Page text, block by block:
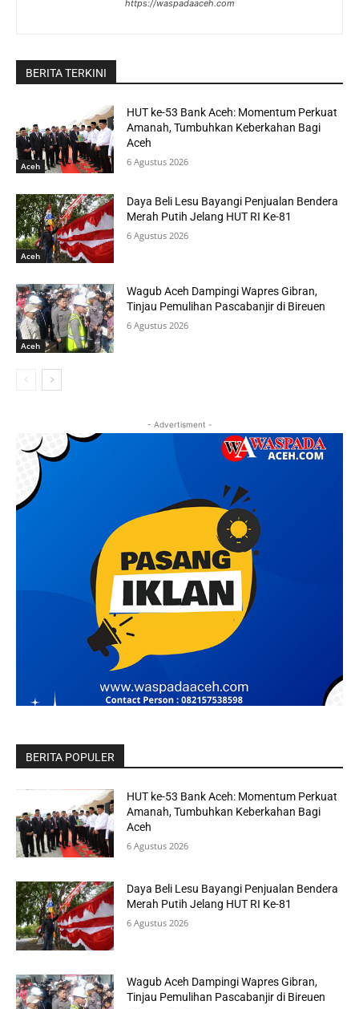
https://waspadaaceh.com
BERITA TERKINI
Aceh
HUT ke-53 Bank Aceh: Momentum Perkuat
Amanah, Tumbuhkan Keberkahan Bagi
Aceh
6 Agustus 2026
Aceh
Daya Beli Lesu Bayangi Penjualan Bendera
Merah Putih Jelang HUT RI Ke-81
6 Agustus 2026
Aceh
Wagub Aceh Dampingi Wapres Gibran,
Tinjau Pemulihan Pascabanjir di Bireuen
6 Agustus 2026
- Advertisment -
BERITA POPULER
HUT ke-53 Bank Aceh: Momentum Perkuat
Amanah, Tumbuhkan Keberkahan Bagi
Aceh
6 Agustus 2026
Daya Beli Lesu Bayangi Penjualan Bendera
Merah Putih Jelang HUT RI Ke-81
6 Agustus 2026
Wagub Aceh Dampingi Wapres Gibran,
Tinjau Pemulihan Pascabanjir di Bireuen